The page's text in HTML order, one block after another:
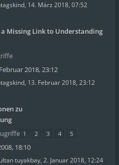
, 14. März 2018, 07:52
Missing Link to Understanding
2018, 23:12
, 13. Februar 2018, 23:12
zu
1 2 3 4 5
18:10
tuyakbay, 2. Januar 2018, 12:24